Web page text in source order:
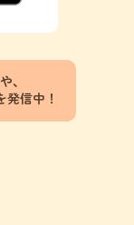
、
発信中！